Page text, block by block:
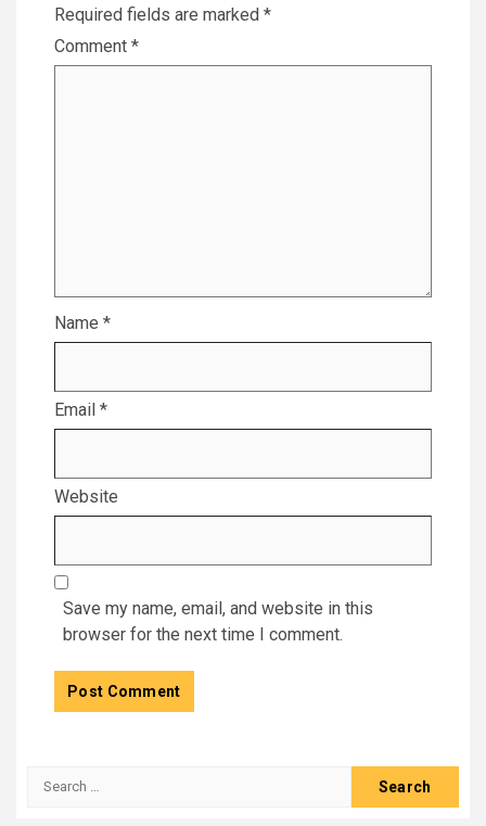
Required fields are marked *
Comment *
Name *
Email *
Website
Save my name, email, and website in this
browser for the next time I comment.